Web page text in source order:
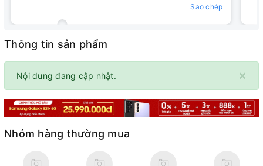
Sao chép
Thông tin sản phẩm
×
Nội dung đang cập nhật.
Nhóm hàng thường mua